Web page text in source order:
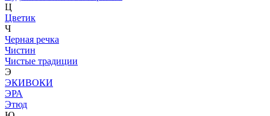
Ц
Цветик
Ч
Черная речка
Чистин
Чистые традиции
Э
ЭКИВОКИ
ЭРА
Этюд